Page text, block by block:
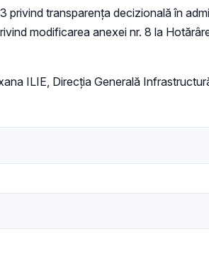
transparenţa decizională în
modificarea anexei nr. 8 la
ILIE, Direcția Generală